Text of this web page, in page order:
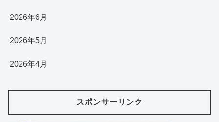
2026年6月
2026年5月
2026年4月
スポンサーリンク